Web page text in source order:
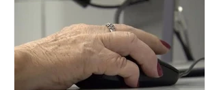
voto. Se o título estiver regular, o
eleitor pode votar mesmo sem ter
realizado esse cadastro. Neste caso,
será exigido o documento de
identificação para acesso à urna